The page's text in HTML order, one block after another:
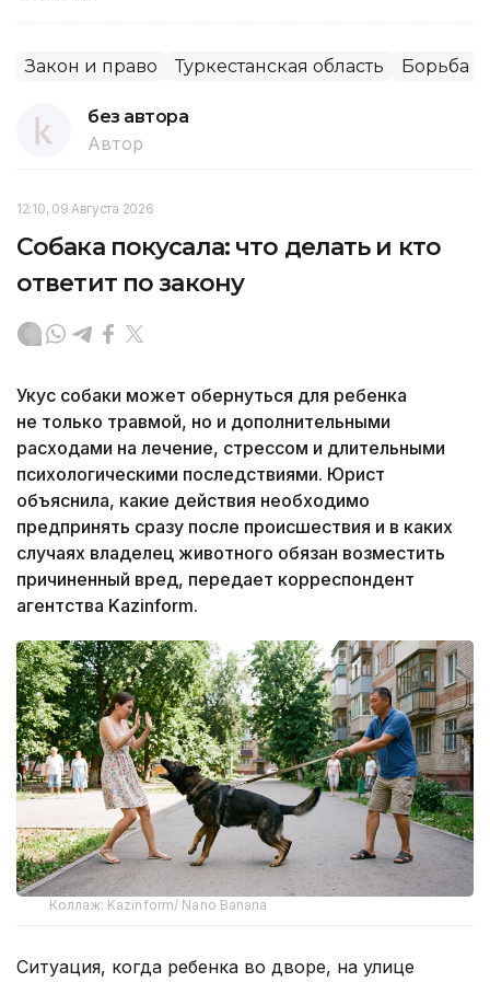
Закон и право Туркестанская область Борьба с
без автора
Автор
12:10, 09 Августа 2026
Собака покусала: что делать и кто
ответит по закону
Укус собаки может обернуться для ребенка
не только травмой, но и дополнительными
расходами на лечение, стрессом и длительными
психологическими последствиями. Юрист
объяснила, какие действия необходимо
предпринять сразу после происшествия и в каких
случаях владелец животного обязан возместить
причиненный вред, передает корреспондент
агентства Kazinform.
Коллаж: Kazinform/ Nano Banana
Ситуация, когда ребенка во дворе, на улице